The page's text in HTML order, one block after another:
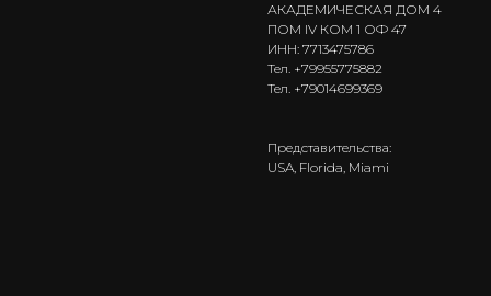
АКАДЕМИЧЕСКАЯ ДОМ 4
ПОМ IV КОМ 1 ОФ 47
ИНН: 7713475786
Тел. +79955775882
Тел. +79014699369
Представительства:
USA, Florida, Miami